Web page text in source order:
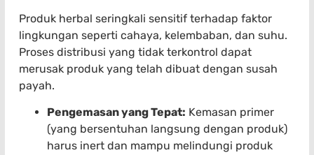
Produk herbal seringkali sensitif terhadap faktor
lingkungan seperti cahaya, kelembaban, dan suhu.
Proses distribusi yang tidak terkontrol dapat
merusak produk yang telah dibuat dengan susah
payah.
Pengemasan yang Tepat: Kemasan primer
(yang bersentuhan langsung dengan produk)
harus inert dan mampu melindungi produk